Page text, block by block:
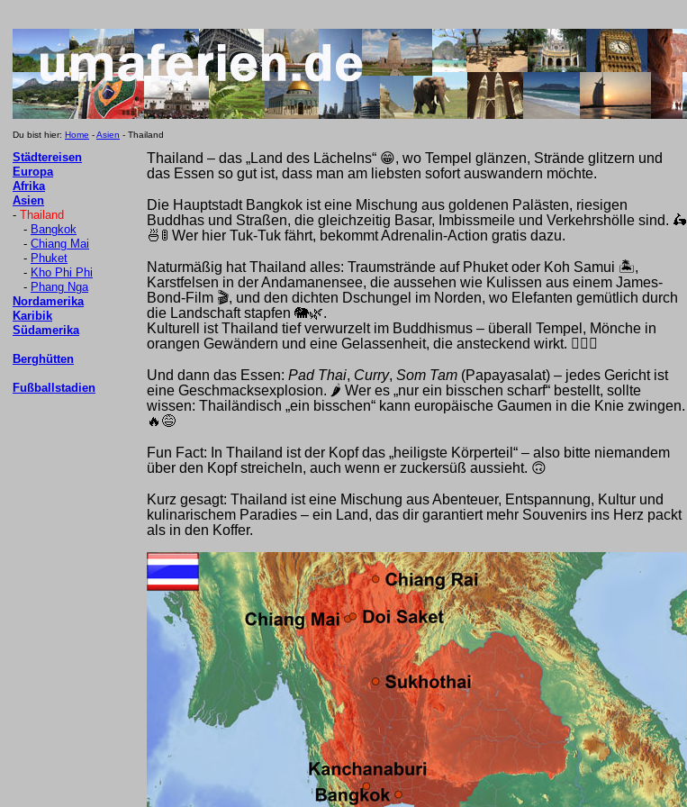
Du bist hier: Home -Asien - Thailand
Städtereisen
Europa
Afrika
Asien
- Thailand
- Bangkok
- Chiang Mai
- Phuket
- Kho Phi Phi
- Phang Nga
Nordamerika
Karibik
Südamerika
Berghütten
Fußballstadien
Thailand – das „Land des Lächelns“ 😁, wo Tempel glänzen, Strände glitzern und
das Essen so gut ist, dass man am liebsten sofort auswandern möchte.
Die Hauptstadt Bangkok ist eine Mischung aus goldenen Palästen, riesigen
Buddhas und Straßen, die gleichzeitig Basar, Imbissmeile und Verkehrshölle sind. 🛵
🍜🚦 Wer hier Tuk-Tuk fährt, bekommt Adrenalin-Action gratis dazu.
Naturmäßig hat Thailand alles: Traumstrände auf Phuket oder Koh Samui 🏝️,
Karstfelsen in der Andamanensee, die aussehen wie Kulissen aus einem James-
Bond-Film 🎬, und den dichten Dschungel im Norden, wo Elefanten gemütlich durch
die Landschaft stapfen 🐘🌿.
Kulturell ist Thailand tief verwurzelt im Buddhismus – überall Tempel, Mönche in
orangen Gewändern und eine Gelassenheit, die ansteckend wirkt. 🧘‍♂️✨
Und dann das Essen: Pad Thai, Curry, Som Tam (Papayasalat) – jedes Gericht ist
eine Geschmacksexplosion. 🌶️ Wer es „nur ein bisschen scharf“ bestellt, sollte
wissen: Thailändisch „ein bisschen“ kann europäische Gaumen in die Knie zwingen.
🔥😅
Fun Fact: In Thailand ist der Kopf das „heiligste Körperteil“ – also bitte niemandem
über den Kopf streicheln, auch wenn er zuckersüß aussieht. 🙃
Kurz gesagt: Thailand ist eine Mischung aus Abenteuer, Entspannung, Kultur und
kulinarischem Paradies – ein Land, das dir garantiert mehr Souvenirs ins Herz packt
als in den Koffer.